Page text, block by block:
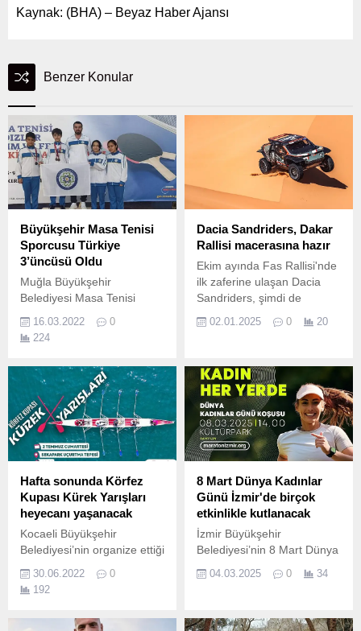
Kaynak: (BHA) – Beyaz Haber Ajansı
Benzer Konular
Büyükşehir Masa Tenisi
Sporcusu Türkiye
3’üncüsü Oldu
Muğla Büyükşehir
Belediyesi Masa Tenisi
sporcuları Kırşehir’de
düzenlenen Yıldızlar takım
ve ferdi Türkiye
16.03.2022
0
224
Dacia Sandriders, Dakar
Rallisi macerasına hazır
Ekim ayında Fas Rallisi'nde
ilk zaferine ulaşan Dacia
Sandriders, şimdi de
motorsporlarının en büyük
macerası niteliğinde olan
02.01.2025 0 20
Hafta sonunda Körfez
Kupası Kürek Yarışları
heyecanı yaşanacak
Kocaeli Büyükşehir
Belediyesi’nin organize ettiği
Yarışları, hafta sonunda
İzmit Körfezi’nin Sekapark
30.06.2022
0
192
8 Mart Dünya Kadınlar
Günü İzmir'de birçok
etkinlikle kutlanacak
İzmir Büyükşehir
Belediyesi’nin 8 Mart Dünya
kapsamında “Kadın Her
04.03.2025 0 34